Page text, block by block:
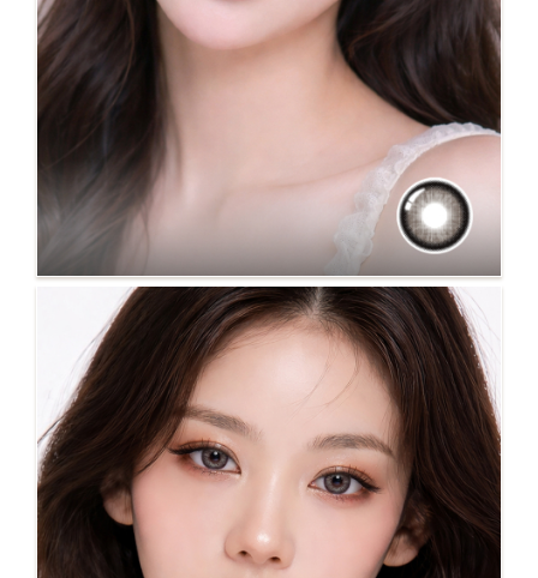
NO.134 AMERICANO 美式咖啡棕 新上市